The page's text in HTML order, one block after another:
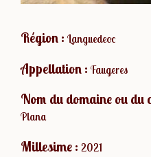
Région : Languedeoc
Appellation : Faugeres
Nom du domaine ou du
Plana
Millesime : 2021